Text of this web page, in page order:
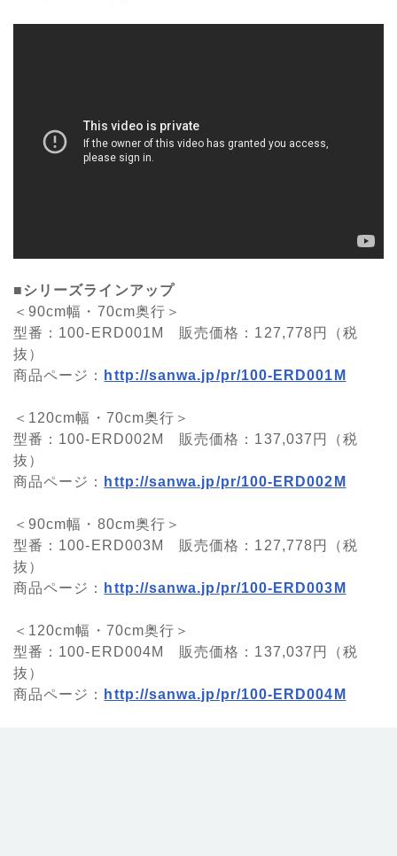
■シリーズラインアップ
＜90cm幅・70cm奥行＞
型番：100-ERD001M 販売価格：127,778円（税
抜）
商品ページ：
http://sanwa.jp/pr/100-ERD001M
＜120cm幅・70cm奥行＞
型番：100-ERD002M 販売価格：137,037円（税
抜）
商品ページ：
http://sanwa.jp/pr/100-ERD002M
＜90cm幅・80cm奥行＞
型番：100-ERD003M 販売価格：127,778円（税
抜）
商品ページ：
http://sanwa.jp/pr/100-ERD003M
＜120cm幅・70cm奥行＞
型番：100-ERD004M 販売価格：137,037円（税
抜）
商品ページ：
http://sanwa.jp/pr/100-ERD004M